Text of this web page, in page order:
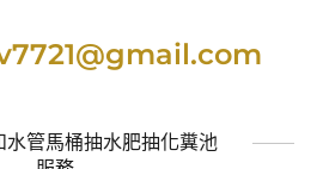
水管馬桶抽水肥抽化糞池